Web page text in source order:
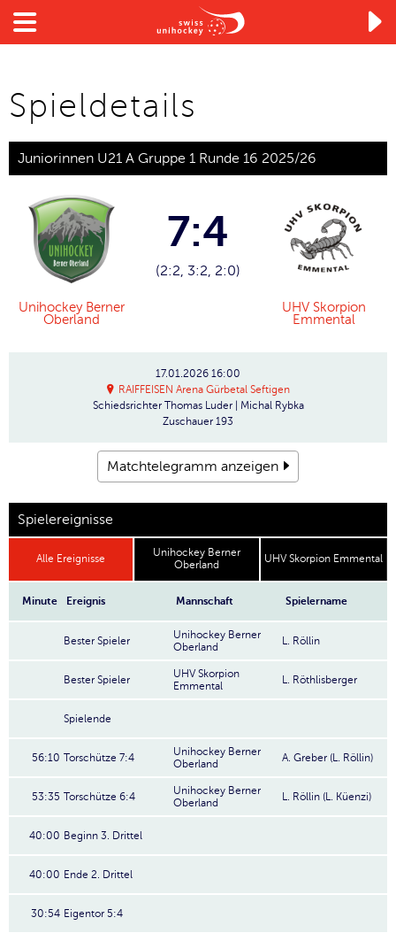

Spieldetails
Juniorinnen U21 A Gruppe 1 Runde 16 2025/26
Unihockey Berner
Oberland
7:4
(2:2, 3:2, 2:0)
UHV Skorpion
Emmental
17.01.2026 16:00
RAIFFEISEN Arena Gürbetal Seftigen
Schiedsrichter Thomas Luder | Michal Rybka
Zuschauer 193
Matchtelegramm anzeigen
Spielereignisse
Alle Ereignisse
Unihockey Berner
Oberland
UHV Skorpion Emmental
Minute Ereignis Mannschaft Spielername
Bester Spieler
Unihockey Berner
Oberland
L. Röllin
Bester Spieler
UHV Skorpion
Emmental
L. Röthlisberger
Spielende
56:10 Torschütze 7:4
Unihockey Berner
Oberland
A. Greber (L. Röllin)
53:35 Torschütze 6:4
Unihockey Berner
Oberland
L. Röllin (L. Küenzi)
40:00 Beginn 3. Drittel
40:00 Ende 2. Drittel
30:54 Eigentor 5:4